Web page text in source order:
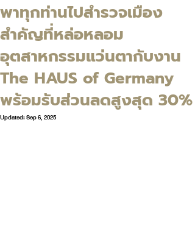
พาทุกท่านไปสำรวจเมือง
สำคัญที่หล่อหลอม
อุตสาหกรรมแว่นตากับงาน
The HAUS of Germany
พร้อมรับส่วนลดสูงสุด 30%
Updated:Sep 6, 2025